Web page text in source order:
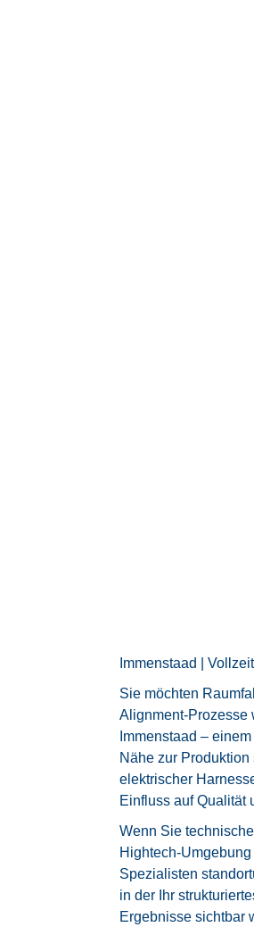
Immenstaad |
Sie möchten
Immenstaad –
Nähe zur
elektrischer
Einfluss auf Qualität
Wenn Sie
Spezialisten
in der Ihr
Ergebnisse sichtbar